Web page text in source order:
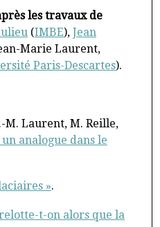
les travaux de
(IMBE), Jean
Marie Laurent,
Paris-Descartes).
M. Laurent, M. Reille,
analogue dans le
».
t-on alors que la